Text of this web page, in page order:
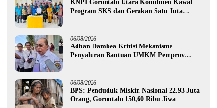
KNPI Gorontalo Utara Komitmen Kawal
Program SKS dan Gerakan Satu Juta
06/08/2026
Adhan Dambea Kritisi Mekanisme
Penyaluran Bantuan UMKM Pemprov
06/08/2026
BPS: Penduduk Miskin Nasional 22,93 Juta
Orang, Gorontalo 150,60 Ribu Jiwa